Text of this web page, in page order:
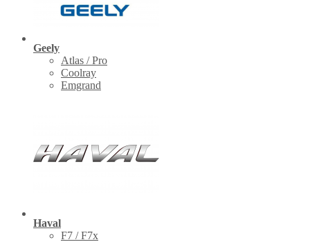
Geely
Atlas / Pro
Coolray
Emgrand
Haval
F7 / F7x